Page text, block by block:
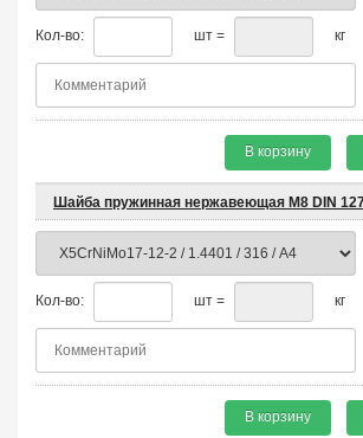
Кол-во: шт = кг
В корзину
Шайба пружинная нержавеющая М8 DIN
Кол-во: шт = кг
В корзину